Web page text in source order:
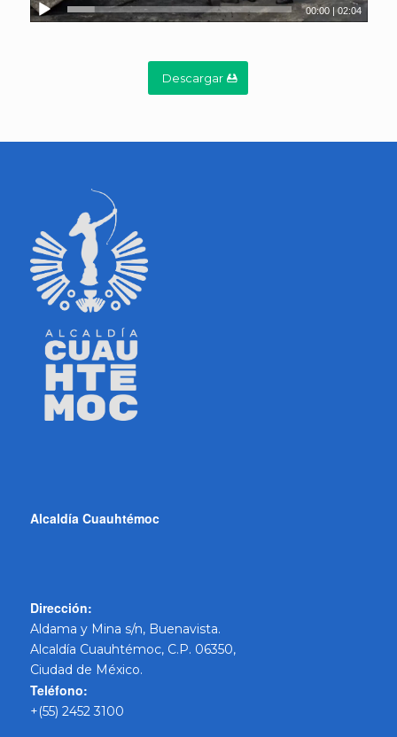
00:00 |02:04
Descargar
Alcaldía Cuauhtémoc
Dirección:
Aldama y Mina s/n, Buenavista.
Alcaldía Cuauhtémoc, C.P. 06350,
Ciudad de México.
Teléfono:
+(55) 2452 3100